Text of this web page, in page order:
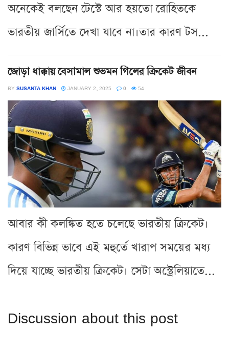
অনেকেই বলছেন টেস্টে আর হয়তো রোহিতকে
ভারতীয় জার্সিতে দেখা যাবে না।তার কারণ টস...
জোড়া ধাক্কায় বেসামাল শুভমন গিলের ক্রিকেট জীবন
BY SUSANTA KHAN JANUARY 2, 2025 0 54
আবার কী কলঙ্কিত হতে চলেছে ভারতীয় ক্রিকেট।
কারণ বিভিন্ন ভাবে এই মহুর্তে খারাপ সময়ের মধ্য
দিয়ে যাচ্ছে ভারতীয় ক্রিকেট। সেটা অস্ট্রেলিয়াতে...
Discussion about this post